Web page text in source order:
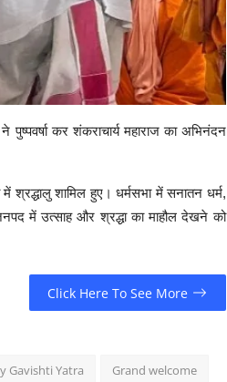
कर शंकराचार्य महाराज का अभिनंदन
शामिल हुए। धर्मसभा में सनातन धर्म,
में उत्साह और श्रद्धा का माहौल देखने को
Click Here To See More
Gavishti Yatra Grand welcome